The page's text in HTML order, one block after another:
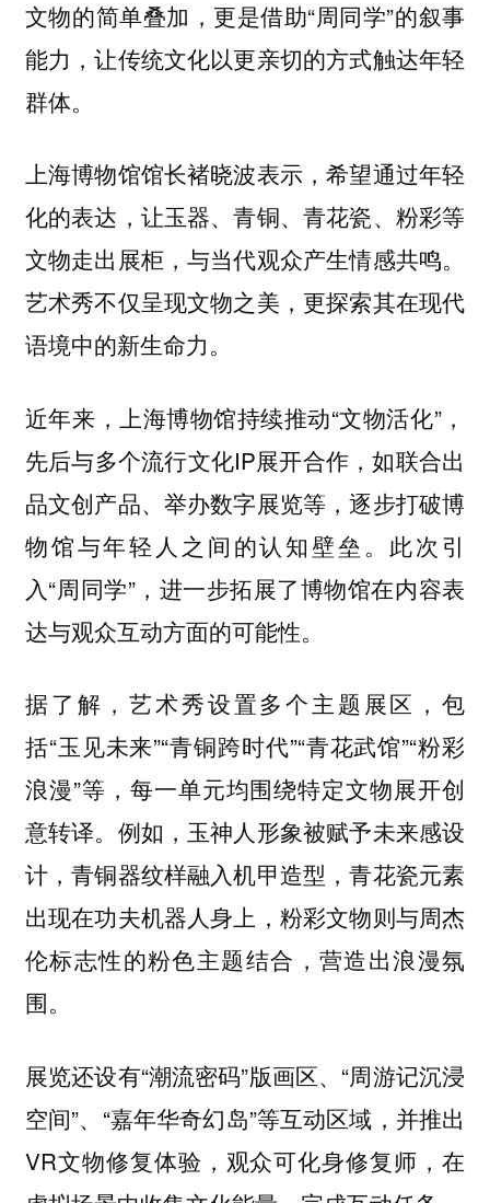
文物的简单叠加，更是借助“周同学”的叙事
能力，让传统文化以更亲切的方式触达年轻
群体。
上海博物馆馆长褚晓波表示，希望通过年轻
化的表达，让玉器、青铜、青花瓷、粉彩等
文物走出展柜，与当代观众产生情感共鸣。
艺术秀不仅呈现文物之美，更探索其在现代
语境中的新生命力。
近年来，上海博物馆持续推动“文物活化”，
先后与多个流行文化IP展开合作，如联合出
品文创产品、举办数字展览等，逐步打破博
物馆与年轻人之间的认知壁垒。此次引
入“周同学”，进一步拓展了博物馆在内容表
达与观众互动方面的可能性。
据了解，艺术秀设置多个主题展区，包
括“玉见未来”“青铜跨时代”“青花武馆”“粉彩
浪漫”等，每一单元均围绕特定文物展开创
意转译。例如，玉神人形象被赋予未来感设
计，青铜器纹样融入机甲造型，青花瓷元素
出现在功夫机器人身上，粉彩文物则与周杰
伦标志性的粉色主题结合，营造出浪漫氛
围。
展览还设有“潮流密码”版画区、“周游记沉浸
空间”、“嘉年华奇幻岛”等互动区域，并推出
VR文物修复体验，观众可化身修复师，在